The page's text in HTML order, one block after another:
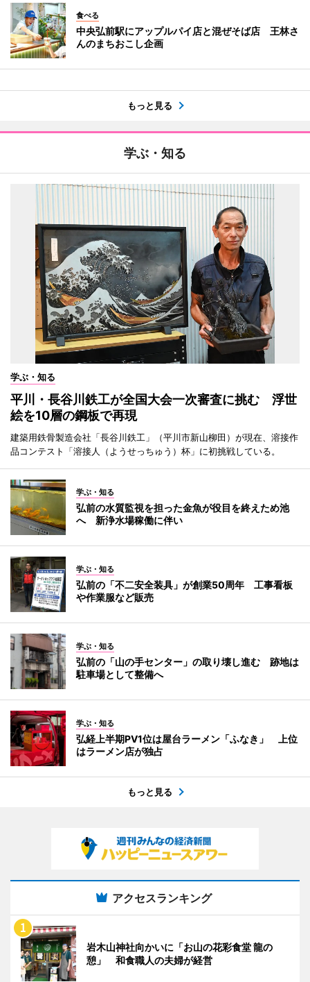
食べる
中央弘前駅にアップルパイ店と混ぜそば店 王林さ
んのまちおこし企画
もっと見る
学ぶ・知る
学ぶ・知る
平川・長谷川鉄工が全国大会一次審査に挑む 浮世
絵を10層の鋼板で再現
建築用鉄骨製造会社「長谷川鉄工」（平川市新山柳田）が現在、溶接作
品コンテスト「溶接人（ようせっちゅう）杯」に初挑戦している。
学ぶ・知る
弘前の水質監視を担った金魚が役目を終えため池
へ 新浄水場稼働に伴い
学ぶ・知る
弘前の「不二安全装具」が創業50周年 工事看板
や作業服など販売
学ぶ・知る
弘前の「山の手センター」の取り壊し進む 跡地は
駐車場として整備へ
学ぶ・知る
弘経上半期PV1位は屋台ラーメン「ふなき」 上位
はラーメン店が独占
もっと見る
アクセスランキング
岩木山神社向かいに「お山の花彩食堂 龍の
憩」 和食職人の夫婦が経営